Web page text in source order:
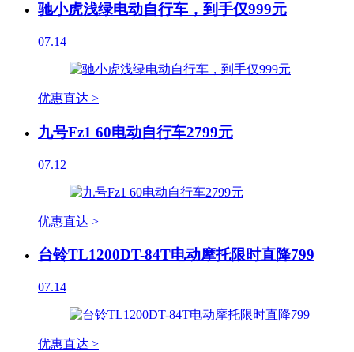
驰小虎浅绿电动自行车，到手仅999元
07.14
优惠直达 >
九号Fz1 60电动自行车2799元
07.12
优惠直达 >
台铃TL1200DT-84T电动摩托限时直降799
07.14
优惠直达 >